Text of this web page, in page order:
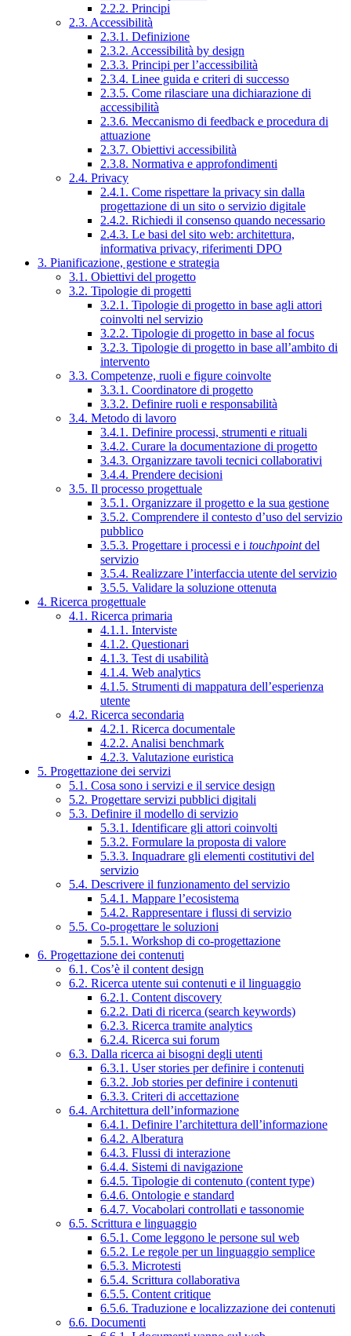
2.2.2. Principi
2.3. Accessibilità
2.3.1. Definizione
2.3.2. Accessibilità by design
2.3.3. Principi per l’accessibilità
2.3.4. Linee guida e criteri di successo
2.3.5. Come rilasciare una dichiarazione di
accessibilità
2.3.6. Meccanismo di feedback e procedura di
attuazione
2.3.7. Obiettivi accessibilità
2.3.8. Normativa e approfondimenti
2.4. Privacy
2.4.1. Come rispettare la privacy sin dalla
progettazione di un sito o servizio digitale
2.4.2. Richiedi il consenso quando necessario
2.4.3. Le basi del sito web: architettura,
informativa privacy, riferimenti DPO
3. Pianificazione, gestione e strategia
3.1. Obiettivi del progetto
3.2. Tipologie di progetti
3.2.1. Tipologie di progetto in base agli attori
coinvolti nel servizio
3.2.2. Tipologie di progetto in base al focus
3.2.3. Tipologie di progetto in base all’ambito di
intervento
3.3. Competenze, ruoli e figure coinvolte
3.3.1. Coordinatore di progetto
3.3.2. Definire ruoli e responsabilità
3.4. Metodo di lavoro
3.4.1. Definire processi, strumenti e rituali
3.4.2. Curare la documentazione di progetto
3.4.3. Organizzare tavoli tecnici collaborativi
3.4.4. Prendere decisioni
3.5. Il processo progettuale
3.5.1. Organizzare il progetto e la sua gestione
3.5.2. Comprendere il contesto d’uso del servizio
pubblico
3.5.3. Progettare i processi e i touchpointdel
servizio
3.5.4. Realizzare l’interfaccia utente del servizio
3.5.5. Validare la soluzione ottenuta
4. Ricerca progettuale
4.1. Ricerca primaria
4.1.1. Interviste
4.1.2. Questionari
4.1.3. Test di usabilità
4.1.4. Web analytics
4.1.5. Strumenti di mappatura dell’esperienza
utente
4.2. Ricerca secondaria
4.2.1. Ricerca documentale
4.2.2. Analisi benchmark
4.2.3. Valutazione euristica
5. Progettazione dei servizi
5.1. Cosa sono i servizi e il service design
5.2. Progettare servizi pubblici digitali
5.3. Definire il modello di servizio
5.3.1. Identificare gli attori coinvolti
5.3.2. Formulare la proposta di valore
5.3.3. Inquadrare gli elementi costitutivi del
servizio
5.4. Descrivere il funzionamento del servizio
5.4.1. Mappare l’ecosistema
5.4.2. Rappresentare i flussi di servizio
5.5. Co-progettare le soluzioni
5.5.1. Workshop di co-progettazione
6. Progettazione dei contenuti
6.1. Cos’è il content design
6.2. Ricerca utente sui contenuti e il linguaggio
6.2.1. Content discovery
6.2.2. Dati di ricerca (search keywords)
6.2.3. Ricerca tramite analytics
6.2.4. Ricerca sui forum
6.3. Dalla ricerca ai bisogni degli utenti
6.3.1. User stories per definire i contenuti
6.3.2. Job stories per definire i contenuti
6.3.3. Criteri di accettazione
6.4. Architettura dell’informazione
6.4.1. Definire l’architettura dell’informazione
6.4.2. Alberatura
6.4.3. Flussi di interazione
6.4.4. Sistemi di navigazione
6.4.5. Tipologie di contenuto (content type)
6.4.6. Ontologie e standard
6.4.7. Vocabolari controllati e tassonomie
6.5. Scrittura e linguaggio
6.5.1. Come leggono le persone sul web
6.5.2. Le regole per un linguaggio semplice
6.5.3. Microtesti
6.5.4. Scrittura collaborativa
6.5.5. Content critique
6.5.6. Traduzione e localizzazione dei contenuti
6.6. Documenti